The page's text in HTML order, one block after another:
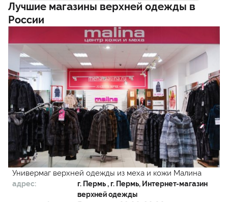
Лучшие магазины верхней одежды в
России
Универмаг верхней одежды из меха и кожи Малина
адрес: г. Пермь, г. Пермь, Интернет-магазин
верхней одежды